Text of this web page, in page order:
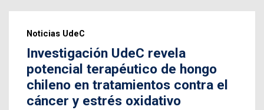
Noticias UdeC
Investigación UdeC revela
potencial terapéutico de hongo
chileno en tratamientos contra el
cáncer y estrés oxidativo